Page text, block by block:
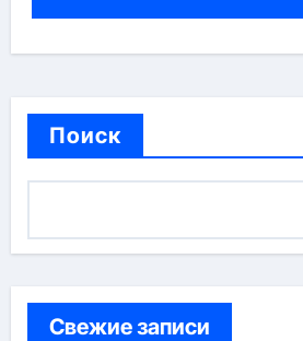
Поиск
Свежие записи